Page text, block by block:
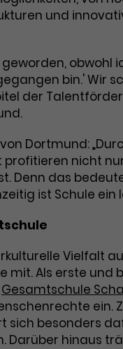
Name
Laufzeit 1
Zweck
ist,
Laufzeit 3
Name IDE
Laufzeit 1
Zweck
und
obwohl
bin.' Wir
der
Dortmund:
nicht
Denn das
ist Schule ein
Vielfalt
Als erste und
Gesamtschule
ein.
sich besonders
Darüber hinaus